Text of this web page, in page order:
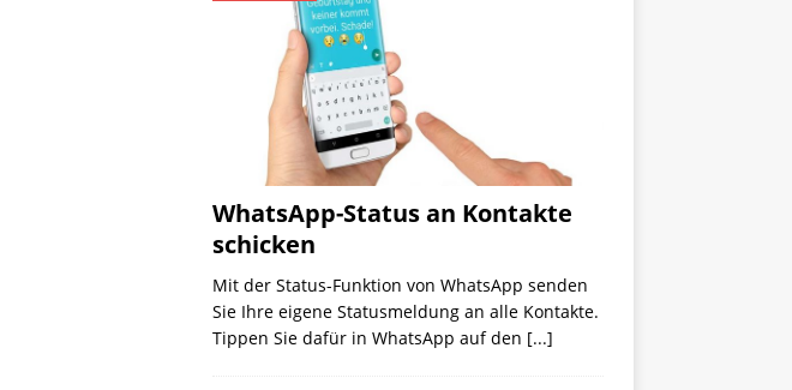
WhatsApp-Status an Kontakte
schicken
Mit der Status-Funktion von WhatsApp senden
Sie Ihre eigene Statusmeldung an alle Kontakte.
Tippen Sie dafür in WhatsApp auf den [...]